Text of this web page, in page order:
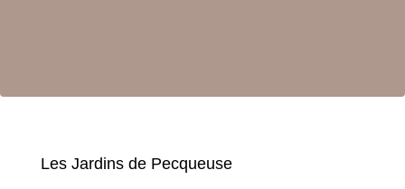
Les Jardins de Pecqueuse